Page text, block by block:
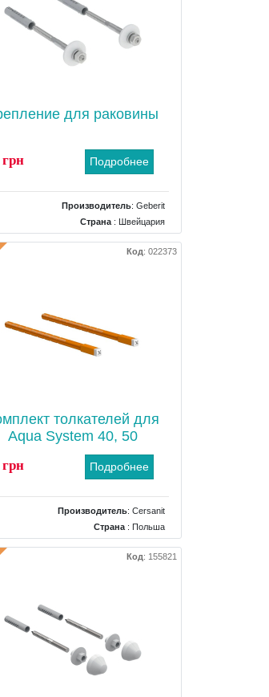
для раковины
Подробнее
Производитель: Geberit
Страна: Швейцария
Код: 022373
толкателей для
Aqua System 40, 50
Подробнее
Производитель: Cersanit
Страна: Польша
Код: 155821